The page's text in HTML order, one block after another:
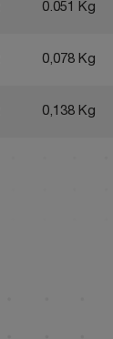
0.051 Kg
0,078 Kg
0,138 Kg